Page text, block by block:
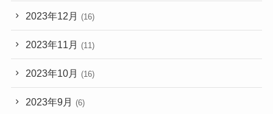
2023年12月 (16)
2023年11月 (11)
2023年10月 (16)
2023年9月 (6)